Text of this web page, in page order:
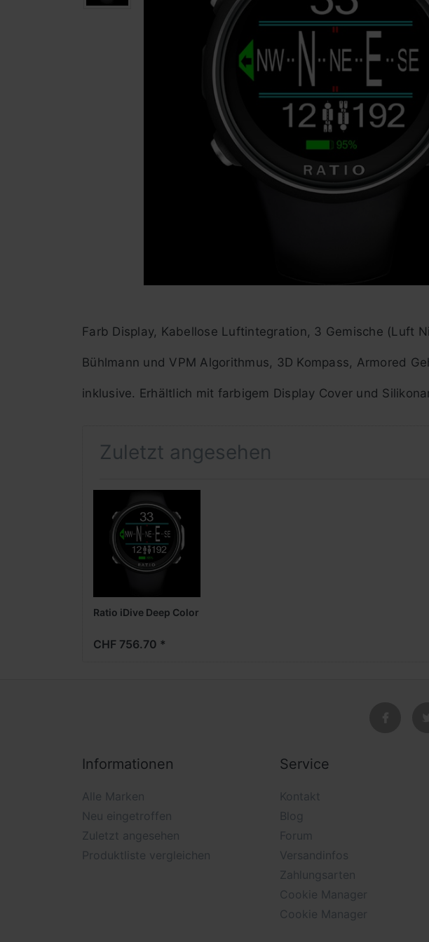
Farb Display, Kabellose Luftintegration, 3 Gemische (Luft
Bühlmann und VPM Algorithmus, 3D Kompass, Armored
inklusive. Erhältlich mit farbigem Display Cover und
Zuletzt angesehen
Ratio iDive Deep Color
CHF 756.70 *
Informationen
Alle Marken
Neu eingetroffen
Zuletzt angesehen
Produktliste vergleichen
Service
Kontakt
Blog
Forum
Versandinfos
Zahlungsarten
Cookie Manager
Cookie Manager